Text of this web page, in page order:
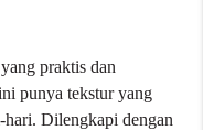
praktis dan
punya tekstur yang
hari. Dilengkapi dengan